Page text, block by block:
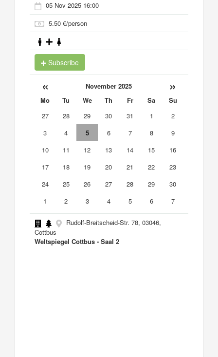
05 Nov 2025 16:00
5.50 €/person
Subscribe
« November 2025 »
Mo Tu We Th Fr Sa
Su
27
28 29 30 31 1
2
3
4 5 6 7 8
9
10
11 12 13 14 15
16
17
18 19 20 21 22
23
24
25 26 27 28 29
30
1
2 3 4 5 6 7
Rudolf-Breitscheid-Str. 78, 03046,
Cottbus
Weltspiegel Cottbus - Saal 2